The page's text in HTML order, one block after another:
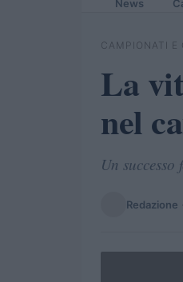
News
CAMPIONATI E
La
nel
Un
Redazione